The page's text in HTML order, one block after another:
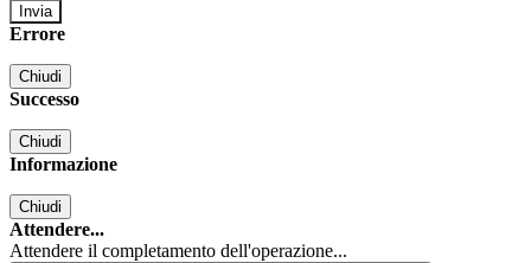
Errore
Chiudi
Successo
Chiudi
Informazione
Chiudi
Attendere...
Attendere il completamento dell'operazione...